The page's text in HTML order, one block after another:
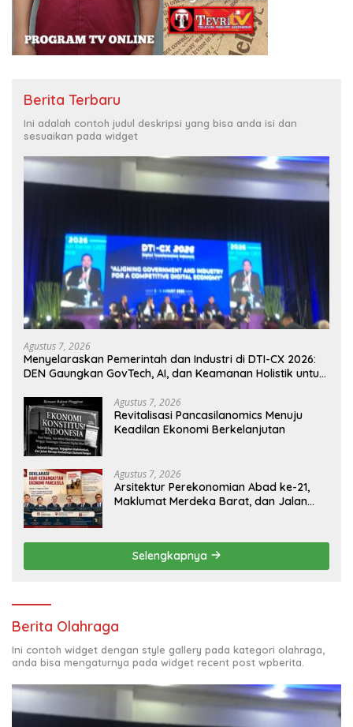
Berita Terbaru
Ini adalah contoh judul deskripsi yang bisa anda isi dan
sesuaikan pada widget
Agustus 7, 2026
Menyelaraskan Pemerintah dan Industri di DTI-CX 2026:
DEN Gaungkan GovTech, AI, dan Keamanan Holistik untuk
Agustus 7, 2026
Revitalisasi Pancasilanomics Menuju
Keadilan Ekonomi Berkelanjutan
Agustus 7, 2026
Arsitektur Perekonomian Abad ke-21,
Maklumat Merdeka Barat, dan Jalan
Selengkapnya
Berita Olahraga
Ini contoh widget dengan style gallery pada kategori olahraga,
anda bisa mengaturnya pada widget recent post wpberita.